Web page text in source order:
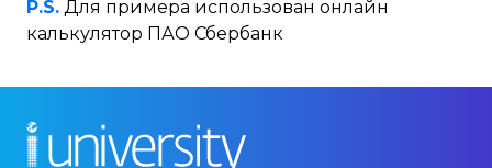
P.S. Для примера использован онлайн
калькулятор ПАО Сбербанк